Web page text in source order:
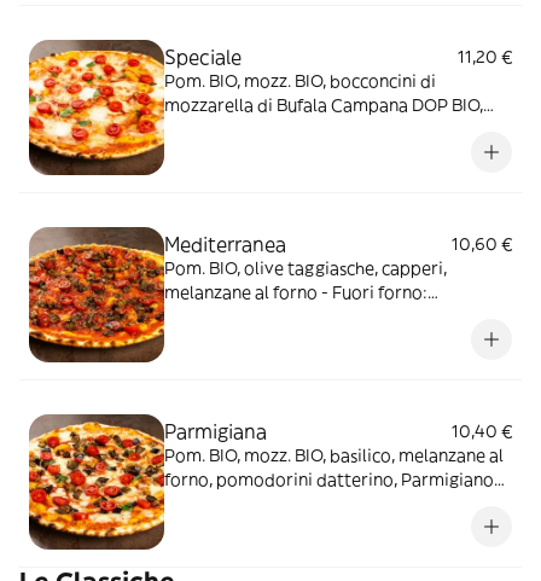
Speciale
11,20 €
Pom. BIO, mozz. BIO, bocconcini di
mozzarella di Bufala Campana DOP BIO,
Mediterranea
10,60 €
Pom. BIO, olive taggiasche, capperi,
melanzane al forno - Fuori forno:
Parmigiana
10,40 €
Pom. BIO, mozz. BIO, basilico, melanzane al
forno, pomodorini datterino, Parmigiano